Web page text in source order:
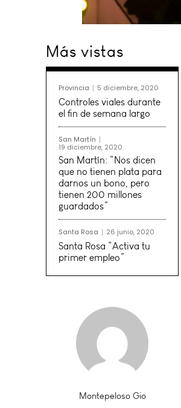
Más vistas
Provincia 5 diciembre, 2020
Controles viales durante
el fin de semana largo
San Martín
19 diciembre, 2020
San Martín: “Nos dicen
que no tienen plata para
darnos un bono, pero
tienen 200 millones
guardados”
Santa Rosa 26 junio, 2020
Santa Rosa “Activa tu
primer empleo”
Montepeloso Gio